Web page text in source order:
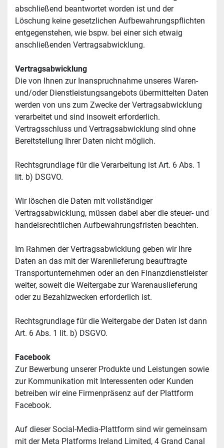
abschließend beantwortet worden ist und der
Löschung keine gesetzlichen Aufbewahrungspflichten
entgegenstehen, wie bspw. bei einer sich etwaig
anschließenden Vertragsabwicklung.
Vertragsabwicklung
Die von Ihnen zur Inanspruchnahme unseres Waren-
und/oder Dienstleistungsangebots übermittelten Daten
werden von uns zum Zwecke der Vertragsabwicklung
verarbeitet und sind insoweit erforderlich.
Vertragsschluss und Vertragsabwicklung sind ohne
Bereitstellung Ihrer Daten nicht möglich.
Rechtsgrundlage für die Verarbeitung ist Art. 6 Abs. 1
lit. b) DSGVO.
Wir löschen die Daten mit vollständiger
Vertragsabwicklung, müssen dabei aber die steuer- und
handelsrechtlichen Aufbewahrungsfristen beachten.
Im Rahmen der Vertragsabwicklung geben wir Ihre
Daten an das mit der Warenlieferung beauftragte
Transportunternehmen oder an den Finanzdienstleister
weiter, soweit die Weitergabe zur Warenauslieferung
oder zu Bezahlzwecken erforderlich ist.
Rechtsgrundlage für die Weitergabe der Daten ist dann
Art. 6 Abs. 1 lit. b) DSGVO.
Facebook
Zur Bewerbung unserer Produkte und Leistungen sowie
zur Kommunikation mit Interessenten oder Kunden
betreiben wir eine Firmenpräsenz auf der Plattform
Facebook.
Auf dieser Social-Media-Plattform sind wir gemeinsam
mit der Meta Platforms Ireland Limited, 4 Grand Canal